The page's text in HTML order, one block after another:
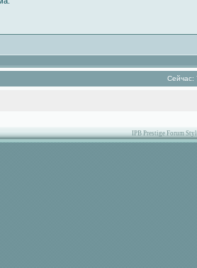
Сейчас:
IPB Prestige Forum